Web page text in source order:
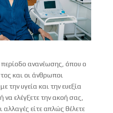
ανανέωσης, όπου ο
και οι άνθρωποι
την υγεία και την ευεξία
να ελέγξετε την ακοή σας,
αλλαγές είτε απλώς θέλετε